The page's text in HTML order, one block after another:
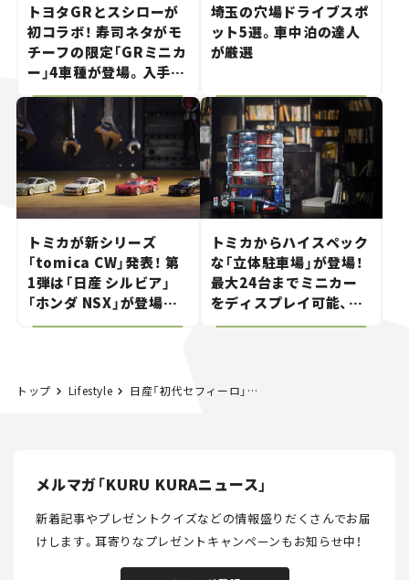
トヨタGRとスシローが
初コラボ！ 寿司ネタがモ
チーフの限定「GRミニカ
ー」4車種が登場。入手方
法は？【クルマとホビー】
埼玉の穴場ドライブスポ
ット5選。車中泊の達人
が厳選
トミカが新シリーズ
「tomica CW」発表！ 第
1弾は「日産 シルビア」
「ホンダ NSX」が登場。
世界が注目す
トミカからハイスペック
な「立体駐車場」が登場！
最大24台までミニカー
をディスプレイ可能、特
別な「日産 GT-R
トップ Lifestyle 日産「初代セフィーロ」が大人向けトミカから登場！ “あぶない刑事”仕様も同時発売。
メルマガ「KURU KURAニュース」
新着記事やプレゼントクイズなどの情報盛りだくさんでお届
けします。耳寄りなプレゼントキャンペーンもお知らせ中！